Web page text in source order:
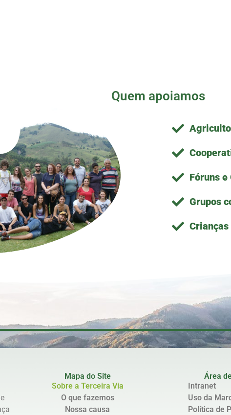
Quem apoiamos
Fóruns
Grupos
Mapa do Site
Sobre a Terceira Via
O que fazemos
Nossa causa
Área
Intranet
Uso da
Política de